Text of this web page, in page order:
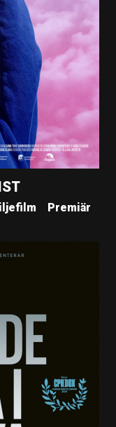
Premiär